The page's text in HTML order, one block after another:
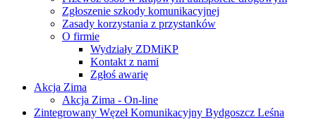
Zgłoszenie szkody komunikacyjnej
Zasady korzystania z przystanków
O firmie
Wydziały ZDMiKP
Kontakt z nami
Zgłoś awarię
Akcja Zima
Akcja Zima - On-line
Zintegrowany Węzeł Komunikacyjny Bydgoszcz Leśna